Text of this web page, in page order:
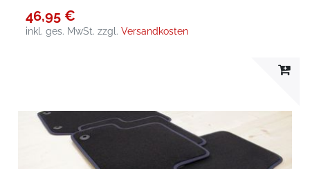
46,95 €
inkl. ges. MwSt. zzgl.Versandkosten